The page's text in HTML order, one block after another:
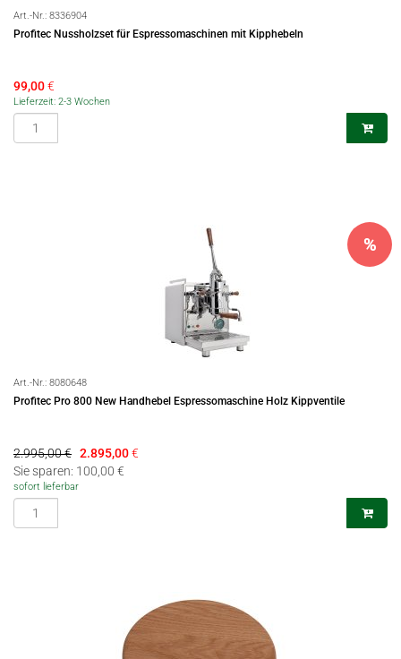
Art.-Nr.: 8336904
Profitec Nussholzset für Espressomaschinen mit Kipphebeln
99,00€
Lieferzeit: 2-3 Wochen
Art.-Nr.: 8080648
Profitec Pro 800 New Handhebel Espressomaschine Holz Kippventile
%
2.995,00 € 2.895,00€
Sie sparen: 100,00 €
sofort lieferbar